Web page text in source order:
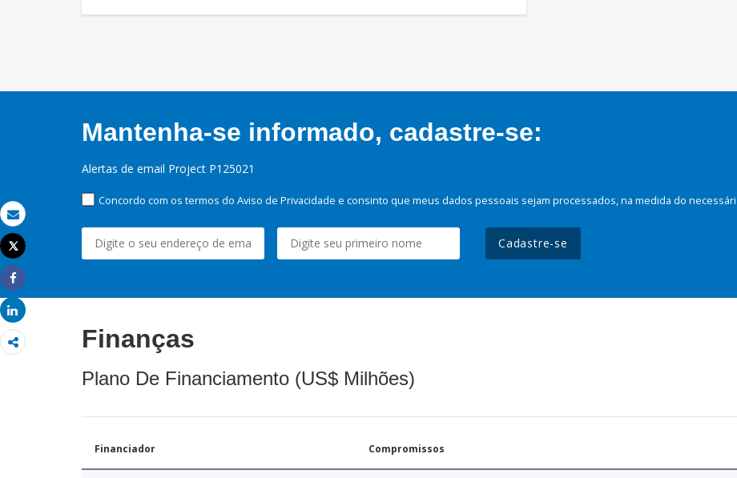
Email
Imprimir
Tweet
Share
Share
Mantenha-se informado, cadastre-se:
Alertas de email Project P125021
Concordo com os termos do Aviso de Privacidade e consinto que meus dados pessoais sejam processados, na medida do
Cadastre-se
Finanças
Plano De Financiamento (US$ Milhões)
Financiador Compromissos